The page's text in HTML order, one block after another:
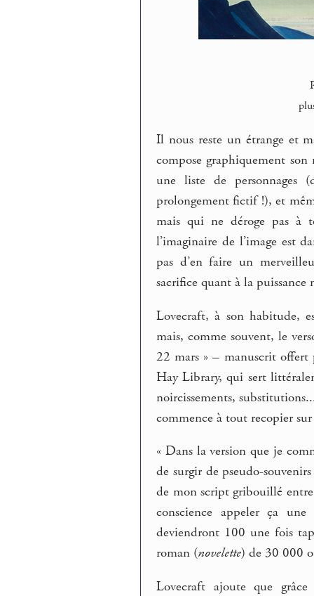
Il nous reste un étrange et
compose graphiquement
une liste de
prolongement fictif !), et
mais qui ne déroge pas à
l’imaginaire de l’image est
pas d’en faire un
sacrifice quant à la puissance
Lovecraft, à son habitude,
mais, comme souvent, le
22 mars » – manuscrit offert
Hay Library, qui sert
noircissements,
commence à tout recopier
« Dans la version que je
de surgir de pseudo-
de mon script gribouillé
conscience appeler ça
deviendront 100 une fois
roman (novelette) de 30 000
Lovecraft ajoute que